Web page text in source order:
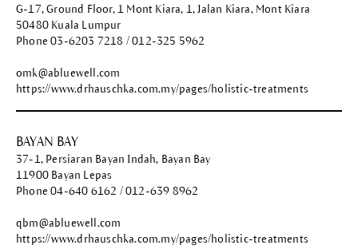
G-17, Ground Floor, 1 Mont Kiara, 1, Jalan Kiara, Mont Kiara
50480 Kuala Lumpur
Phone 03-6203 7218 / 012-325 5962
omk@abluewell.com
https://www.drhauschka.com.my/pages/holistic-treatments
BAYAN BAY
37-1, Persiaran Bayan Indah, Bayan Bay
11900 Bayan Lepas
Phone 04-640 6162 / 012-639 8962
qbm@abluewell.com
https://www.drhauschka.com.my/pages/holistic-treatments